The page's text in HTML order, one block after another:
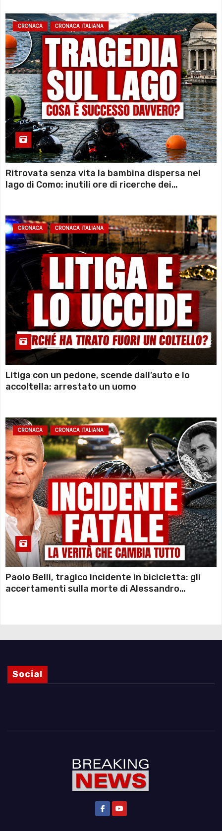
CRONACA CRONACA ITALIANA
Ritrovata senza vita la bambina dispersa nel
lago di Como: inutili ore di ricerche dei
CRONACA CRONACA ITALIANA
Litiga con un pedone, scende dall’auto e lo
accoltella: arrestato un uomo
CRONACA CRONACA ITALIANA
Paolo Belli, tragico incidente in bicicletta: gli
accertamenti sulla morte di Alessandro
Social